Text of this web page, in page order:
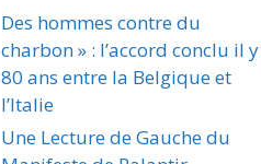
Des hommes contre du
charbon » : l’accord conclu il
80 ans entre la Belgique et
l’Italie
Une Lecture de Gauche du